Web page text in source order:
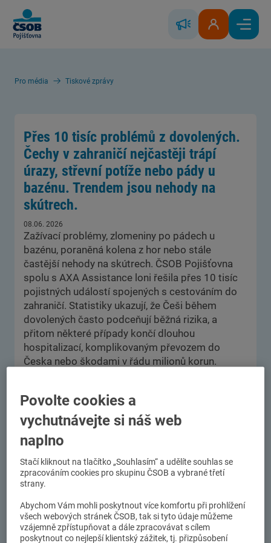
Skip to Main Content
Řešení škodyKlientská zóna
Hlavní
Pro média Tiskové zprávy
Přes 10 tisíc problémů z dovolených.
Čechy v zahraničí nejčastěji trápí
úrazy, střevní potíže nebo pády u
bazénu. Trendem jsou nehody na
skútrech.
08.06. 2026
Zažívací problémy, zlomeniny po pádech u
bazénu, poraněná kolena z hor nebo stále
častější nehody na skútrech. ČSOB Pojišťovna
spolu s AXA Assistance loni řešila přes 10 tisíc
pojistných událostí spojených s cestováním do
zahraničí. Statistiky ukazují, že Češi během
dovolených často podceňují běžná rizika, a
přitom některé případy končí dlouhou
hospitalizací, komplikovaným převozem do
Česka nebo škodami v řádu milionů korun.
Nehody elektrokol rostou! Dodržujte
desatero
25.05. 2026
Jaro a léto tradičně patří cyklistům. Stále větší
část Čechů ale přesedá na elektrokola, která
umožňují delší trasy, vyšší rychlost i pohodlnější
jízdu. Právě vyšší výkon a rychlejší akcelerace
však podle aktuálních dat přinášejí i nová rizika.
Povolte cookies a
vychutnávejte si náš web
naplno
Stačí kliknout na tlačítko „Souhlasím“ a udělíte souhlas se
zpracováním cookies pro skupinu ČSOB a vybrané třetí
strany.
Abychom Vám mohli poskytnout více komfortu při prohlížení
všech webových stránek ČSOB, tak si tyto údaje můžeme
vzájemně zpřístupňovat a dále zpracovávat s cílem
poskytnout co nejlepší klientský zážitek, tj. přizpůsobení